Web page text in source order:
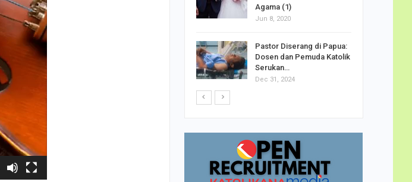
Agama (1)
Jun 8, 2020
Pastor Diserang di Papua:
Dosen dan Pemuda Katolik
Serukan…
Dec 31, 2024